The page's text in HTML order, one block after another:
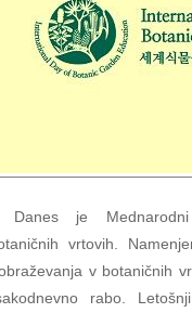
Danes je
vrtovih.
v botaničnih
rabo.